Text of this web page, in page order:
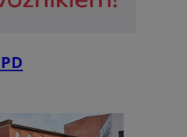
Targetowanie
ze strony internetowej.
sosnowiecki.pl